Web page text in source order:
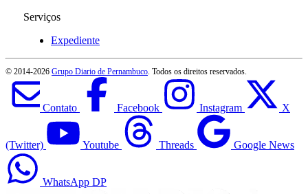
Serviços
Expediente
© 2014-2026 Grupo Diario de Pernambuco. Todos os direitos reservados.
Contato Facebook Instagram X
(Twitter) Youtube Threads Google News
WhatsApp DP